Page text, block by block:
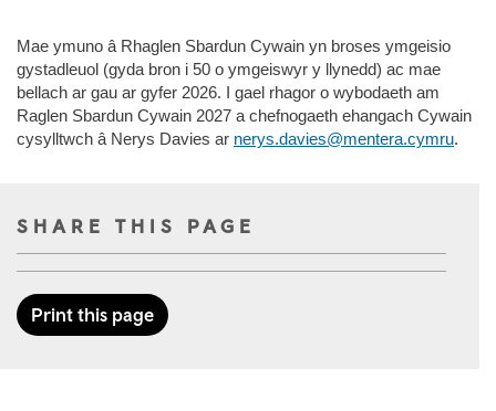
Mae ymuno â Rhaglen Sbardun Cywain yn broses ymgeisio
gystadleuol (gyda bron i 50 o ymgeiswyr y llynedd) ac mae
bellach ar gau ar gyfer 2026. I gael rhagor o wybodaeth am
Raglen Sbardun Cywain 2027 a chefnogaeth ehangach Cywain
cysylltwch â Nerys Davies ar nerys.davies@mentera.cymru.
SHARE THIS PAGE
Print this page